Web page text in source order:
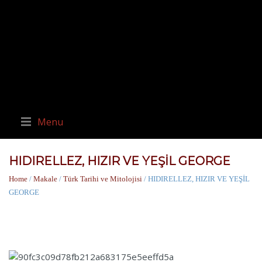
Menu
HIDIRELLEZ, HIZIR VE YEŞİL GEORGE
Home / Makale / Türk Tarihi ve Mitolojisi / HIDIRELLEZ, HIZIR VE YEŞİL
GEORGE